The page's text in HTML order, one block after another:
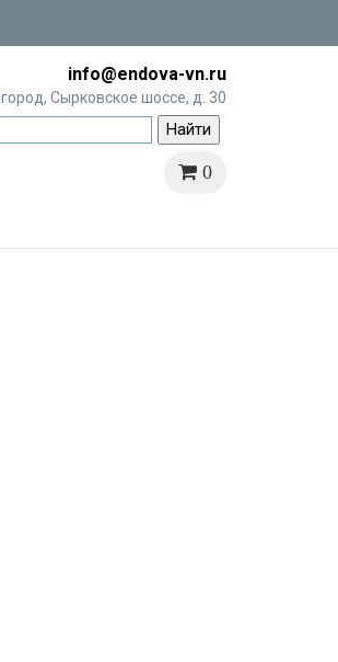
info@endova-vn.ru
Сырковское шоссе, д. 30
0